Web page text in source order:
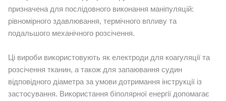
призначена для послідовного виконання маніпуляцій:
рівномірного здавлювання, термічного впливу та
подальшого механічного розсічення.
Ці вироби використовують як електроди для коагуляції та
розсічення тканин, а також для запаювання судин
відповідного діаметра за умови дотримання інструкції із
застосування. Використання біполярної енергії допомагає